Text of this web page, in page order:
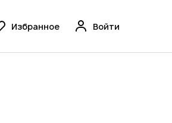
Избранное Войти